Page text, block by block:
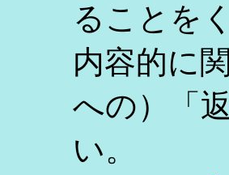
ることを
内容的に
への）「
い。